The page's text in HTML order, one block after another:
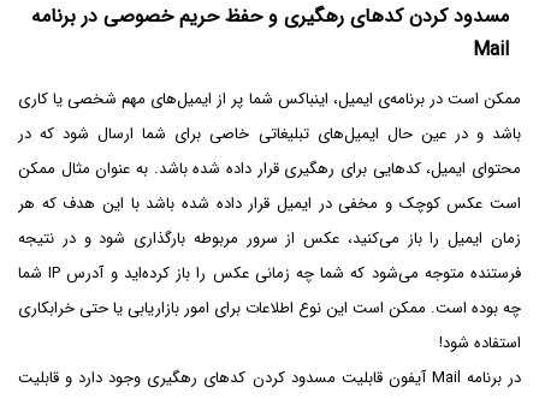
مسدود کردن کدهای رهگیری و حفظ حریم خصوصی در برنامه
Mail
ممکن است در برنامه‌ی ایمیل، اینباکس شما پر از ایمیل‌های مهم شخصی یا کاری
باشد و در عین حال ایمیل‌های تبلیغاتی خاصی برای شما ارسال شود که در
محتوای ایمیل، کدهایی برای رهگیری قرار داده شده باشد. به عنوان مثال ممکن
است عکس کوچک و مخفی در ایمیل قرار داده شده باشد با این هدف که هر
زمان ایمیل را باز می‌کنید، عکس از سرور مربوطه بارگذاری شود و در نتیجه
فرستنده متوجه می‌شود که شما چه زمانی عکس را باز کرده‌اید و آدرس IP شما
چه بوده است. ممکن است این نوع اطلاعات برای امور بازاریابی یا حتی خرابکاری
استفاده شود!
در برنامه Mail آیفون قابلیت مسدود کردن کدهای رهگیری وجود دارد و قابلیت